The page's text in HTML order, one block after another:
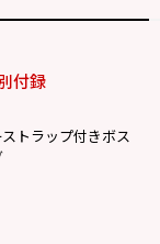
付録
トラップ付きボス